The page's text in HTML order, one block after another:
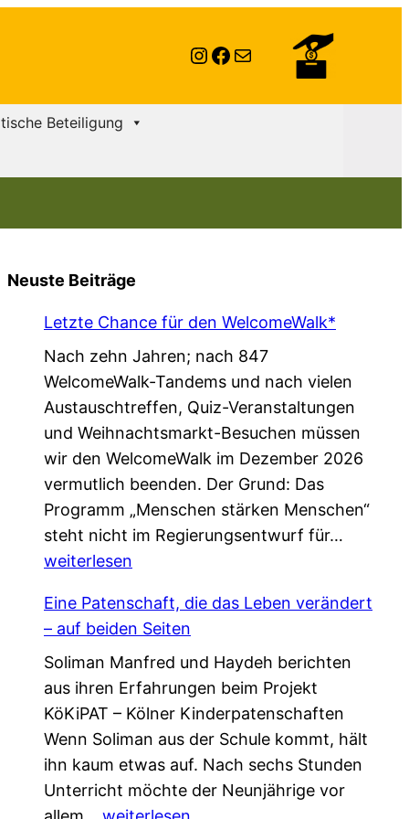
Instagram
Facebook
E-Mail
Beteiligung
Neuste Beiträge
Letzte Chance für den WelcomeWalk*
Nach zehn Jahren; nach 847
WelcomeWalk-Tandems und nach vielen
Austauschtreffen, Quiz-Veranstaltungen
und Weihnachtsmarkt-Besuchen müssen
wir den WelcomeWalk im Dezember 2026
vermutlich beenden. Der Grund: Das
Programm „Menschen stärken Menschen“
steht nicht im Regierungsentwurf für…
z
e
a
n
weiterlesen
Eine Patenschaft, die das Leben verändert
– auf beiden Seiten
Soliman Manfred und Haydeh berichten
aus ihren Erfahrungen beim Projekt
KöKiPAT – Kölner Kinderpatenschaften
Wenn Soliman aus der Schule kommt, hält
ihn kaum etwas auf. Nach sechs Stunden
Unterricht möchte der Neunjährige vor
E